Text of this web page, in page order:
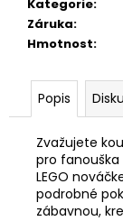
Kategorie:
Záruka:
Hmotnost:
Popis
Zvažujete
pro fanouška
LEGO
podrobné
zábavnou,